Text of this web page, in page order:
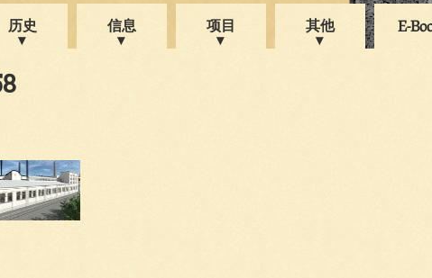
历史 信息 项目 其他 E-